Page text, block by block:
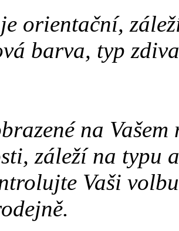
orientační,
barva, typ
na
záleží na typu
Vaši